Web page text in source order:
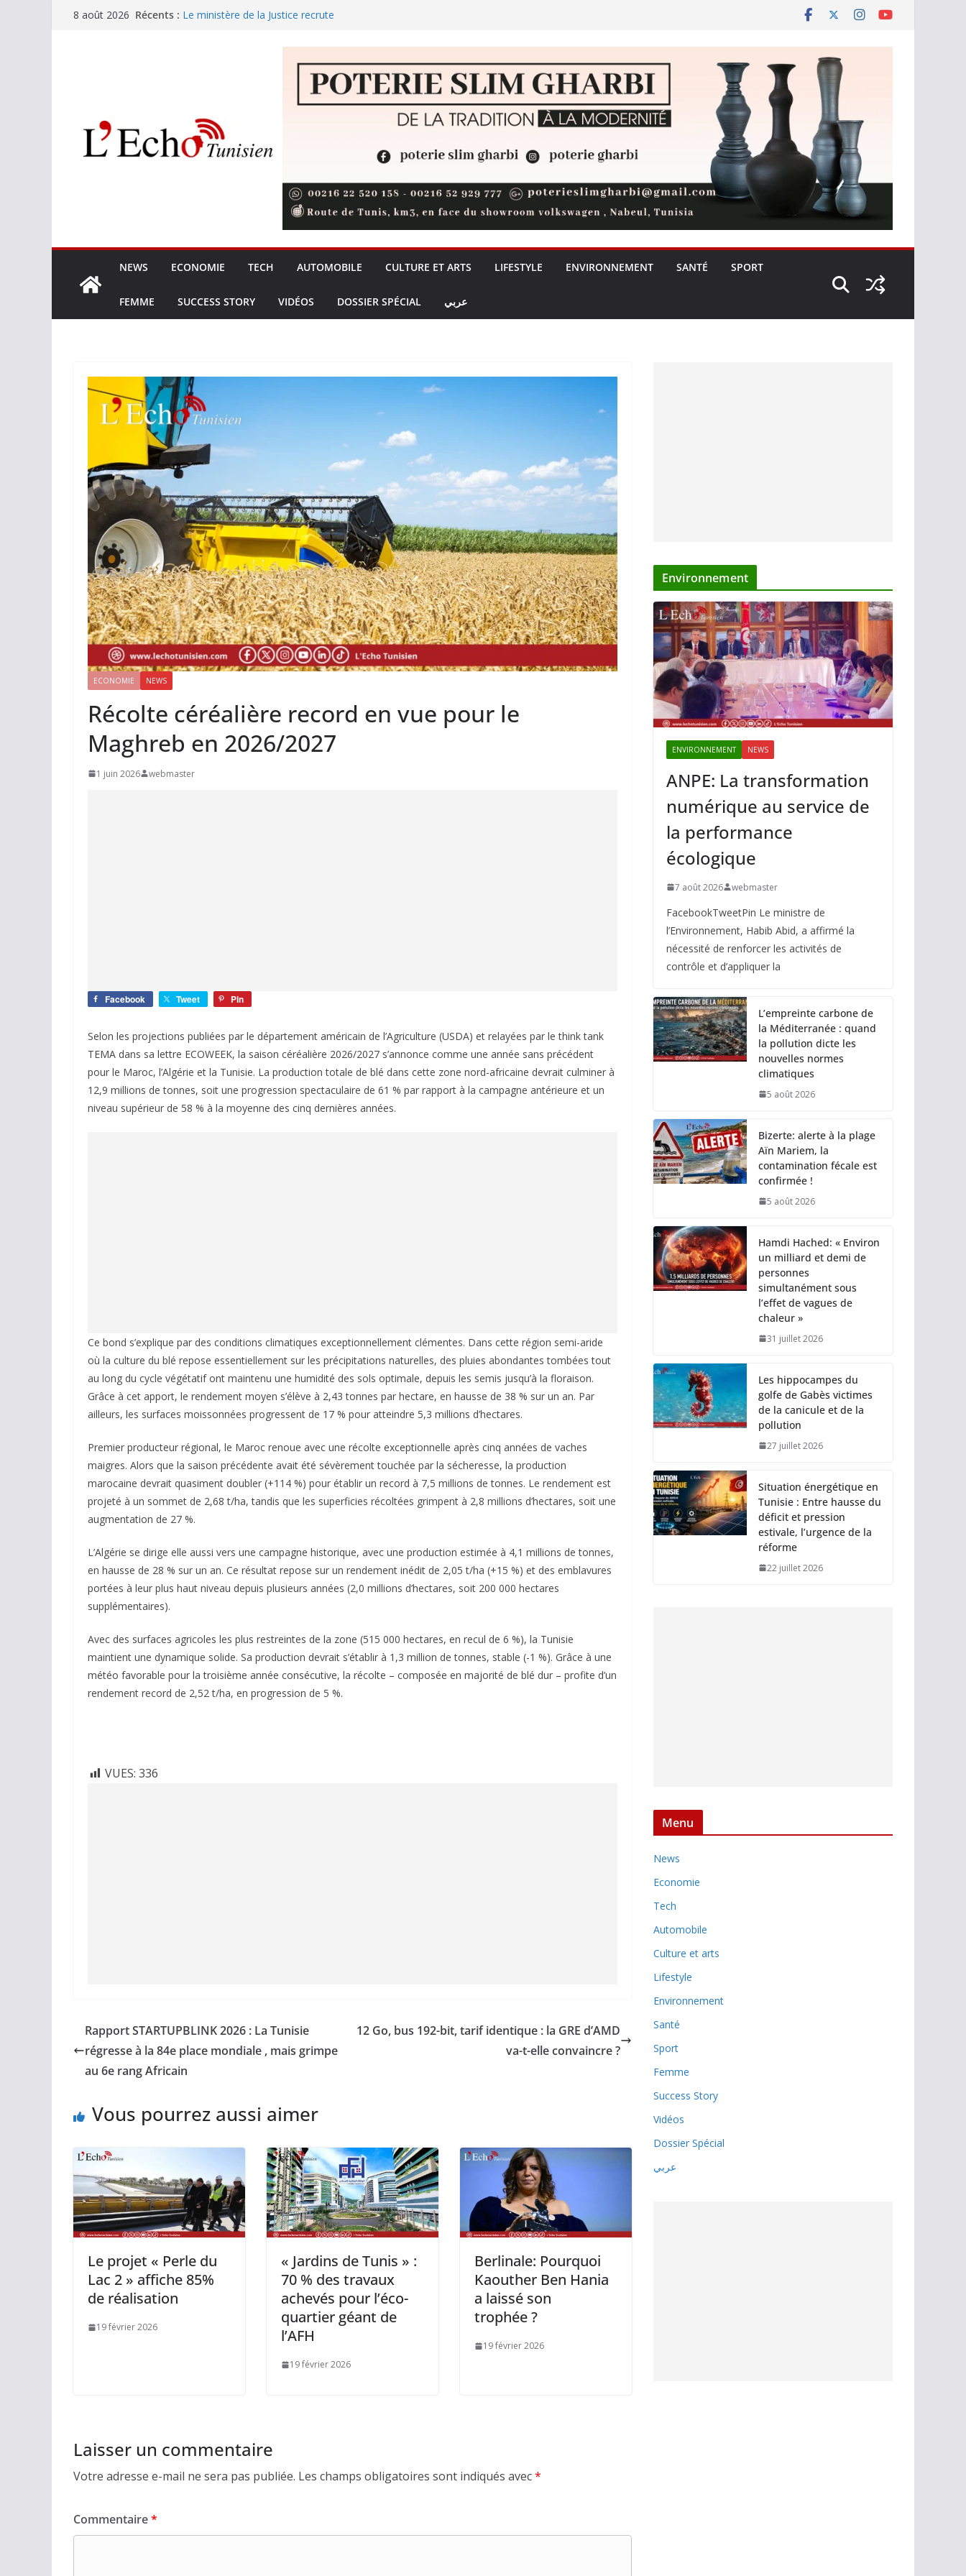
Passer8 août 2026 Récents : Le ministère de la Justice recrute
Amine Boudchart retrouve le public de Bizerte pour une
expérience musicale exceptionnelle, placée sous le signe du
partage entre l’artiste et son public
L’Union européenne durcit le cadre de l’IA: la Tunisie risque-t-
elle de rater le virage réglementaire ?
NEWS ECONOMIE TECH AUTOMOBILE CULTURE ET ARTS LIFESTYLE ENVIRONNEMENT SANTÉ SPORT
FEMME SUCCESS STORY VIDÉOS DOSSIER SPÉCIAL عربي
ECONOMIE NEWS
Récolte céréalière record en vue pour le
Maghreb en 2026/2027
1 juin 2026 webmaster
Facebook Tweet Pin
Selon les projections publiées par le département américain de l’Agriculture (USDA) et relayées par le think tank
TEMA dans sa lettre ECOWEEK, la saison céréalière 2026/2027 s’annonce comme une année sans précédent
pour le Maroc, l’Algérie et la Tunisie. La production totale de blé dans cette zone nord-africaine devrait culminer à
12,9 millions de tonnes, soit une progression spectaculaire de 61 % par rapport à la campagne antérieure et un
niveau supérieur de 58 % à la moyenne des cinq dernières années.
Ce bond s’explique par des conditions climatiques exceptionnellement clémentes. Dans cette région semi-aride
où la culture du blé repose essentiellement sur les précipitations naturelles, des pluies abondantes tombées tout
au long du cycle végétatif ont maintenu une humidité des sols optimale, depuis les semis jusqu’à la floraison.
Grâce à cet apport, le rendement moyen s’élève à 2,43 tonnes par hectare, en hausse de 38 % sur un an. Par
ailleurs, les surfaces moissonnées progressent de 17 % pour atteindre 5,3 millions d’hectares.
Premier producteur régional, le Maroc renoue avec une récolte exceptionnelle après cinq années de vaches
maigres. Alors que la saison précédente avait été sévèrement touchée par la sécheresse, la production
marocaine devrait quasiment doubler (+114 %) pour établir un record à 7,5 millions de tonnes. Le rendement est
projeté à un sommet de 2,68 t/ha, tandis que les superficies récoltées grimpent à 2,8 millions d’hectares, soit une
augmentation de 27 %.
L’Algérie se dirige elle aussi vers une campagne historique, avec une production estimée à 4,1 millions de tonnes,
en hausse de 28 % sur un an. Ce résultat repose sur un rendement inédit de 2,05 t/ha (+15 %) et des emblavures
portées à leur plus haut niveau depuis plusieurs années (2,0 millions d’hectares, soit 200 000 hectares
supplémentaires).
Avec des surfaces agricoles les plus restreintes de la zone (515 000 hectares, en recul de 6 %), la Tunisie
maintient une dynamique solide. Sa production devrait s’établir à 1,3 million de tonnes, stable (-1 %). Grâce à une
météo favorable pour la troisième année consécutive, la récolte – composée en majorité de blé dur – profite d’un
rendement record de 2,52 t/ha, en progression de 5 %.
VUES: 336
Rapport STARTUPBLINK 2026 : La Tunisie
régresse à la 84e place mondiale , mais grimpe
au 6e rang Africain
12 Go, bus 192-bit, tarif identique : la GRE d’AMD
va-t-elle convaincre ?
Vous pourrez aussi aimer
Le projet « Perle du
Lac 2 » affiche 85%
de réalisation
19 février 2026
« Jardins de Tunis » :
70 % des travaux
achevés pour l’éco-
quartier géant de
l’AFH
19 février 2026
Berlinale: Pourquoi
Kaouther Ben Hania
a laissé son
trophée ?
19 février 2026
Laisser un commentaire
Votre adresse e-mail ne sera pas publiée. Les champs obligatoires sont indiqués avec*
Commentaire*
Environnement
ENVIRONNEMENT NEWS
ANPE: La transformation
numérique au service de
la performance
écologique
7 août 2026 webmaster
FacebookTweetPin Le ministre de
l’Environnement, Habib Abid, a affirmé la
nécessité de renforcer les activités de
contrôle et d’appliquer la
L’empreinte carbone de
la Méditerranée : quand
la pollution dicte les
nouvelles normes
climatiques
5 août 2026
Bizerte: alerte à la plage
Aïn Mariem, la
contamination fécale est
confirmée !
5 août 2026
Hamdi Hached: « Environ
un milliard et demi de
personnes
simultanément sous
l’effet de vagues de
chaleur »
31 juillet 2026
Les hippocampes du
golfe de Gabès victimes
de la canicule et de la
pollution
27 juillet 2026
Situation énergétique en
Tunisie : Entre hausse du
déficit et pression
estivale, l’urgence de la
réforme
22 juillet 2026
Menu
News
Economie
Tech
Automobile
Culture et arts
Lifestyle
Environnement
Santé
Sport
Femme
Success Story
Vidéos
Dossier Spécial
عربي